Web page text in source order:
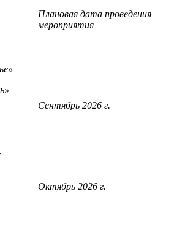
Плановая дата проведения
мероприятия
Сентябрь 2026 г.
Октябрь 2026 г.